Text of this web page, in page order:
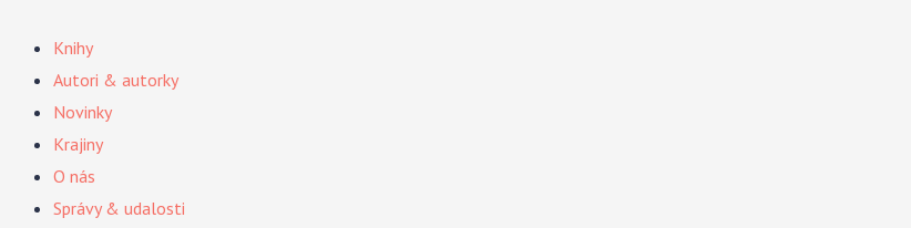
obsah
Knihy
Autori & autorky
Novinky
Krajiny
O nás
Správy & udalosti